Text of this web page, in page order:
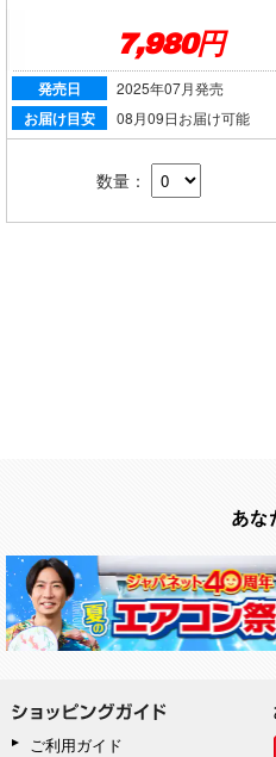
7,980円
発売日 2025年07月発売
お届け目安 08月09日お届け可能
数量：
ご利用ガイド